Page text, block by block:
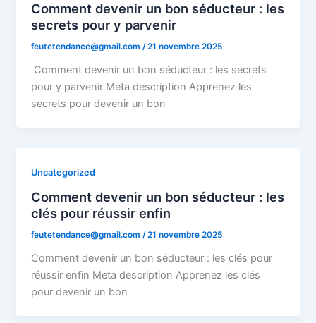
Comment devenir un bon séducteur : les
secrets pour y parvenir
feutetendance@gmail.com/21 novembre 2025
Comment devenir un bon séducteur : les secrets
pour y parvenir Meta description Apprenez les
secrets pour devenir un bon
Uncategorized
Comment devenir un bon séducteur : les
clés pour réussir enfin
feutetendance@gmail.com /21 novembre 2025
Comment devenir un bon séducteur : les clés pour
réussir enfin Meta description Apprenez les clés
pour devenir un bon